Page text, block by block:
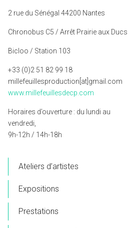
2 rue du Sénégal 44200 Nantes
Chronobus C5 / Arrêt Prairie aux Ducs
Bicloo / Station 103
+33 (0)2 51 82 99 18
millefeuillesproduction[at]gmail.com
www.millefeuillesdecp.com
Horaires d’ouverture : du lundi au
vendredi,
9h-12h / 14h-18h
Ateliers d’artistes
Expositions
Prestations